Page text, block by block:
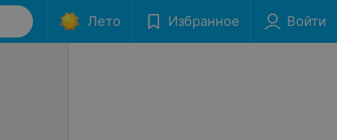
Лето Избранное Войти